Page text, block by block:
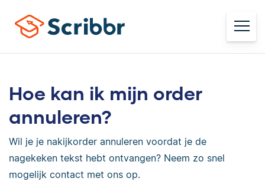
Hoe kan ik mijn order
annuleren?
Wil je je nakijkorder annuleren voordat je de
nagekeken tekst hebt ontvangen? Neem zo snel
mogelijk contact met ons op.